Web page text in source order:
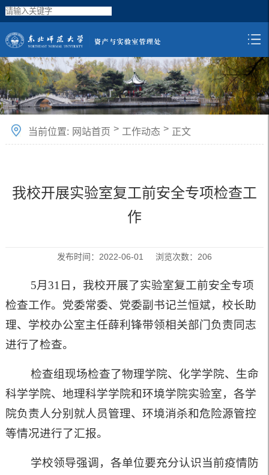
当前位置: 网站首页 > 工作动态 > 正文
我校开展实验室复工前安全专项检查工
作
发布时间：2022-06-01 浏览次数： 206
5月31日，我校开展了实验室复工前安全专项
检查工作。党委常委、党委副书记兰恒斌，校长助
理、学校办公室主任薛利锋带领相关部门负责同志
进行了检查。
检查组现场检查了物理学院、化学学院、生命
科学学院、地理科学学院和环境学院实验室，各学
院负责人分别就人员管理、环境消杀和危险源管控
等情况进行了汇报。
学校领导强调，各单位要充分认识当前疫情防